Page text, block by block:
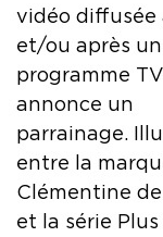
vidéo diffusée
et/ou après un
programme TV
annonce un
parrainage.
entre la
Clémentine de
et la série